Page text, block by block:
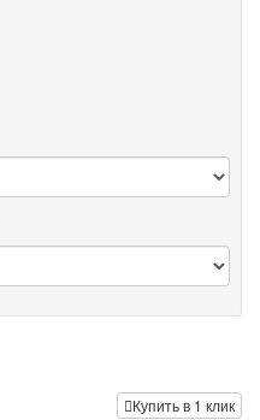
Купить в 1 клик